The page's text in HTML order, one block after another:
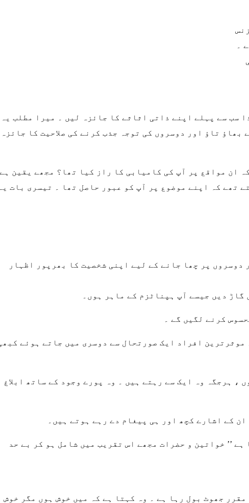
۔
سے پہلے اپنے ذاتی اثاثے کا جائزہ لیں ۔ میرا مطلب یہ
تاؤ اور دوسروں کی توجہ جذب کرنے کی صلاحیت کا جائزہ
ان مواقع پر آپ کی کامیابی کا راز کیا تھا؟ مجھے یقین ہے
تھے کہ اپنے موضوع پر آپ کو عبور حاصل تھا ۔ تیسری بات
پر چھا جانے کے لیے اپنی شخصیت کا بھرپور اظہار
دیں جیسے آپ ہپناٹزم کے ماہر ہوں۔
کرنے لگیں گے ۔
افراد ایک صورتحال سے دوسری میں جاتے ہوئے
ہرجگہ وہ ایک سے رہتے ہیں ۔ وہ پورے وجود کے ساتھ ابلاغ
کے اشارے کچھ اور ہی پیغام دے رہے ہوتے ہیں۔
’’ خواتین و حضرات مجھے اس تقریب میں شامل ہو کر بے حد
جھوٹ بول رہا ہے ۔ وہ کہتا ہے کہ میں خوش ہوں مگر خوش